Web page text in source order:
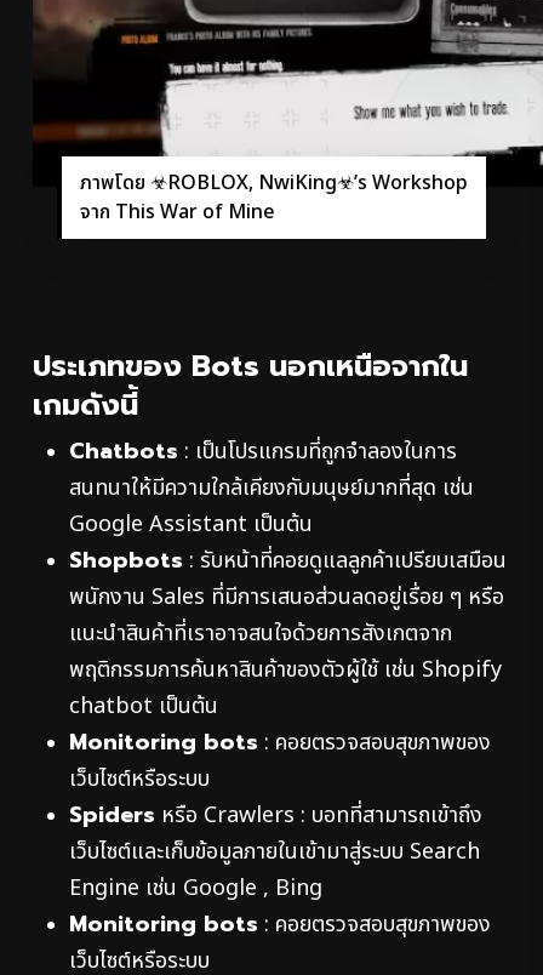
ภาพโดย ☣ROBLOX, NwiKing☣’s Workshop
จาก This War of Mine
ประเภทของ Bots นอกเหนือจากใน
เกมดังนี้
Chatbots : เป็นโปรแกรมที่ถูกจำลองในการ
สนทนาให้มีความใกล้เคียงกับมนุษย์มากที่สุด เช่น
Google Assistant เป็นต้น
Shopbots : รับหน้าที่คอยดูแลลูกค้าเปรียบเสมือน
พนักงาน Sales ที่มีการเสนอส่วนลดอยู่เรื่อย ๆ หรือ
แนะนำสินค้าที่เราอาจสนใจด้วยการสังเกตจาก
พฤติกรรมการค้นหาสินค้าของตัวผู้ใช้ เช่น Shopify
chatbot เป็นต้น
Monitoring bots : คอยตรวจสอบสุขภาพของ
เว็บไซต์หรือระบบ
Spiders หรือ Crawlers : บอทที่สามารถเข้าถึง
เว็บไซต์และเก็บข้อมูลภายในเข้ามาสู่ระบบ Search
Engine เช่น Google , Bing
Monitoring bots : คอยตรวจสอบสุขภาพของ
เว็บไซต์หรือระบบ